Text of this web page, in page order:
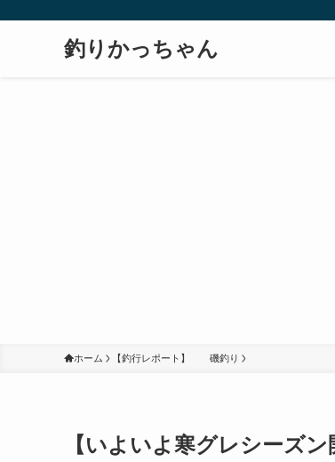
釣りかっちゃん
ホーム 【釣行レポート】 磯釣り
【いよいよ寒グレシーズ